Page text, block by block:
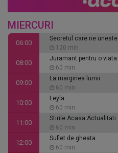
MIERCURI
06:00
Secretul care ne uneste
120 min
08:00
Juramant pentru o viata
60 min
09:00
La marginea lumii
60 min
10:00
Leyla
60 min
11:00
Stirile Acasa Actualitati
60 min
12:00
Suflet de gheata
60 min